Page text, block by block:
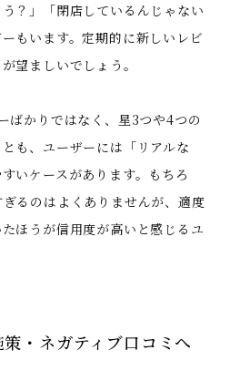
？」「閉店しているんじゃない
もいます。定期的に新しいレビ
望ましいでしょう。
ばかりではなく、星3つや4つの
も、ユーザーには「リアルな
いケースがあります。もちろ
るのはよくありませんが、適度
ほうが信用度が高いと感じるユ
・ネガティブ口コミへ